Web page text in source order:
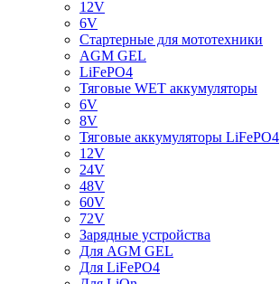
12V
6V
Стартерные для мототехники
AGM GEL
LiFePO4
Тяговые WET аккумуляторы
6V
8V
Тяговые аккумуляторы LiFePO4
12V
24V
48V
60V
72V
Зарядные устройства
Для AGM GEL
Для LiFePO4